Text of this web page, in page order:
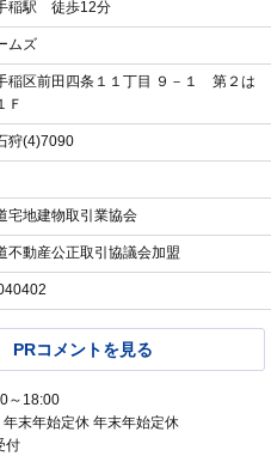
稲駅 徒歩12分
ムズ
稲区前田四条１１丁目 ９－１ 第２は
Ｆ
狩(4)7090
宅地建物取引業協会
不動産公正取引協議会加盟
PRコメントを見る
～18:00
末年始定休 年末年始定休
付